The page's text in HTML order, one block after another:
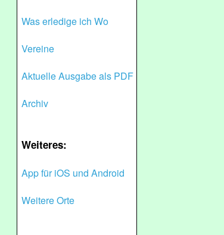
Was erledige ich Wo
Vereine
Aktuelle Ausgabe als PDF
Archiv
Weiteres:
App für iOS und Android
Weitere Orte